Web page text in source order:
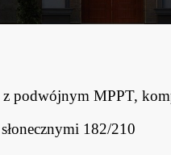
podwójnym MPPT,
182/210